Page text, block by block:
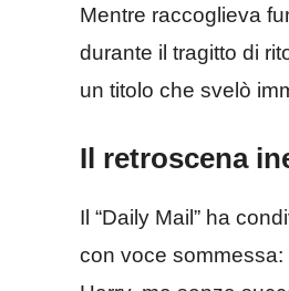
Mentre raccoglieva
durante il tragitto di
un titolo che svelò
Il retroscena
Il “Daily Mail” ha
con voce sommessa: